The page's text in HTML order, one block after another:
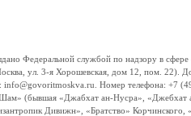
Федеральной службой по надзору в сфере
ул. 3-я Хорошевская, дом 12, пом. 22).
info@govoritmoskva.ru. Номер телефона: +7
(бывшая «Джабхат ан-Нусра», «Джебхат
Дивижн», «Братство» Корчинского,